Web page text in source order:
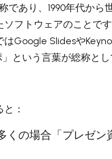
であり、1990年代から
フトウェアのことで
Google Slidesや
という言葉が総称と
：
くの場合「プレゼン